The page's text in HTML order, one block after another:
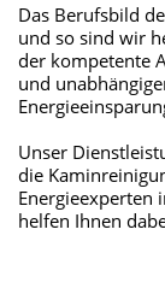
Das Berufsbild
und so sind wir
der kompetente
und
Unser
die
Energieexperten
helfen Ihnen